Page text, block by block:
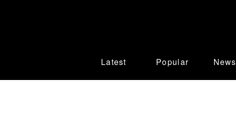
Latest Popular News